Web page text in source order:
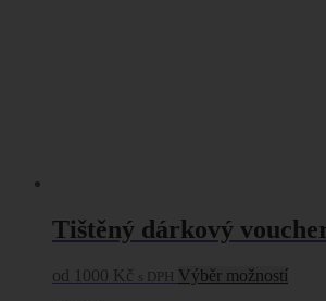
Tištěný dárkový
od 1000 Kč s DPH Výběr možnostíTento